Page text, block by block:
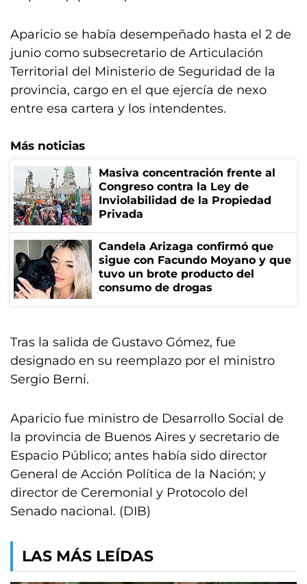
Aparicio se había desempeñado hasta el 2 de
junio como subsecretario de Articulación
Territorial del Ministerio de Seguridad de la
provincia, cargo en el que ejercía de nexo
entre esa cartera y los intendentes.
Más noticias
Masiva concentración frente al
Congreso contra la Ley de
Inviolabilidad de la Propiedad
Privada
Candela Arizaga confirmó que
sigue con Facundo Moyano y que
tuvo un brote producto del
consumo de drogas
Tras la salida de Gustavo Gómez, fue
designado en su reemplazo por el ministro
Sergio Berni.
Aparicio fue ministro de Desarrollo Social de
la provincia de Buenos Aires y secretario de
Espacio Público; antes había sido director
General de Acción Política de la Nación; y
director de Ceremonial y Protocolo del
Senado nacional. (DIB)
LAS MÁS LEÍDAS